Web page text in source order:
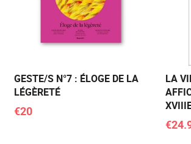
GESTE/S N°7 : ÉLOGE DE LA
LÉGÈRETÉ
€20
LA